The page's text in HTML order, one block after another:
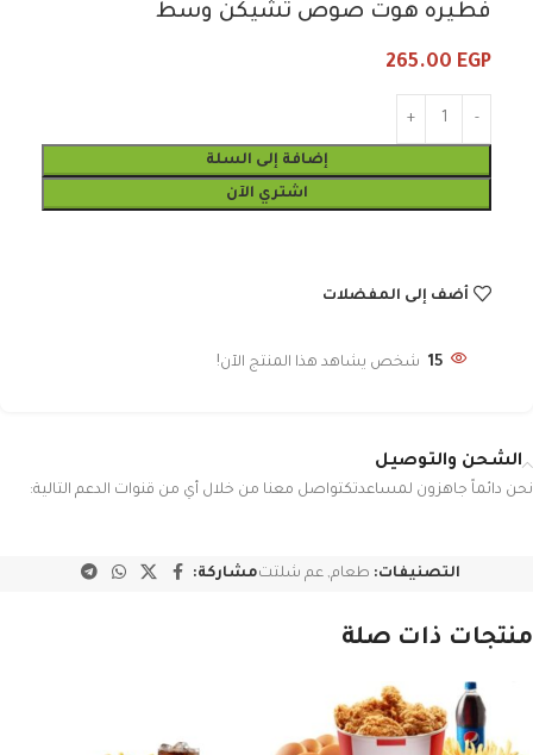
فطيره هوت صوص تشيكن وسط
265.00 EGP
إضافة إلى السلة
اشتري الآن
أضف إلى المفضلات
15 شخص يشاهد هذا المنتج الآن!
الشحن والتوصيل
نحن دائماً جاهزون لمساعدتكتواصل معنا من خلال أي من قنوات الدعم التالية:
التصنيفات: طعام, عم شلتتمشاركة:
منتجات ذات صلة